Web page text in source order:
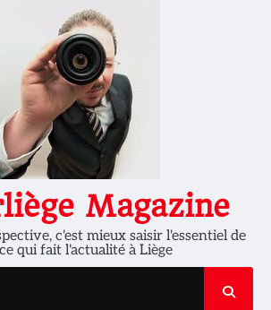
Magazine
c'est mieux saisir l'essentiel de
qui fait l'actualité à Liège